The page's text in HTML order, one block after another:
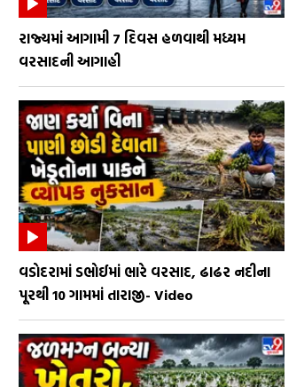
રાજ્યમાં આગામી 7 દિવસ હળવાથી મધ્યમ
વરસાદની આગાહી
વડોદરામાં ડભોઈમાં ભારે વરસાદ, ઢાઢર નદીના
પૂરથી 10 ગામમાં તારાજી- Video